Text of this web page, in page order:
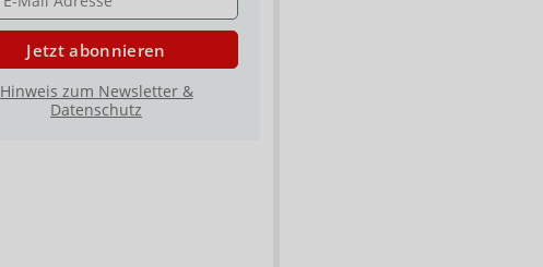
Jetzt abonnieren
Hinweis zum Newsletter &
Datenschutz